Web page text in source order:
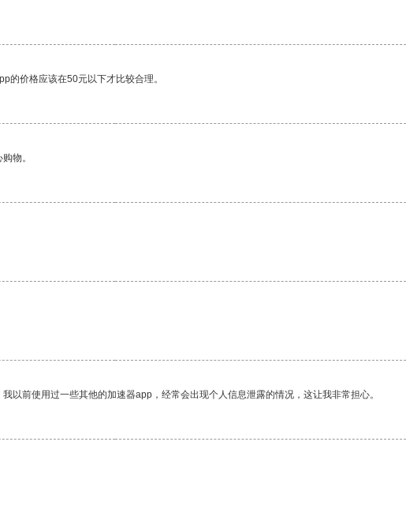
的价格应该在50元以下才比较合理。
物。
以前使用过一些其他的加速器app，经常会出现个人信息泄露的情况，这让我非常担心。